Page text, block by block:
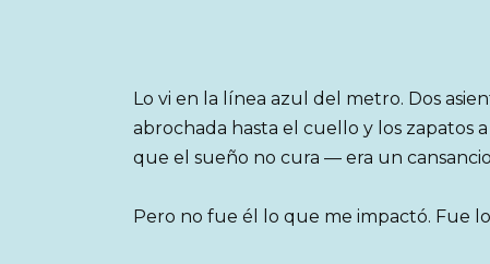
Lo vi en la línea azul del metro. Dos
abrochada hasta el cuello y los zapatos
que el sueño no cura — era un
Pero no fue él lo que me impactó. Fue